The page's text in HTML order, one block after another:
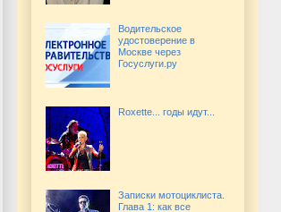
Водительское
удостоверение в
Москве через
Госуслуги.ру
Roxette... годы идут...
Записки мотоциклиста.
Глава 1: как все